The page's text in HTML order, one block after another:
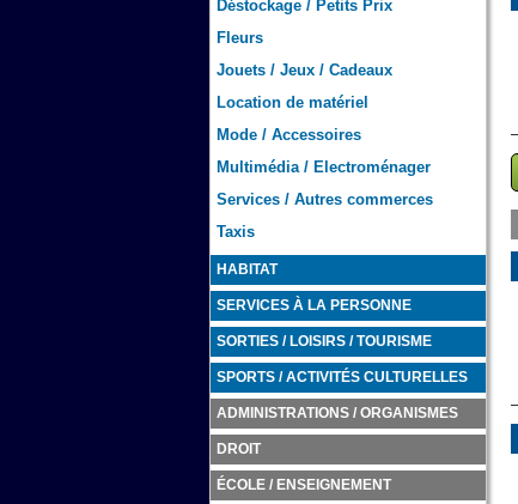
Déstockage / Petits Prix
Fleurs
Jouets / Jeux / Cadeaux
Location de matériel
Mode / Accessoires
Multimédia / Electroménager
Services / Autres commerces
Taxis
HABITAT
SERVICES À LA PERSONNE
SORTIES / LOISIRS / TOURISME
SPORTS / ACTIVITÉS CULTURELLES
ADMINISTRATIONS / ORGANISMES
DROIT
ÉCOLE / ENSEIGNEMENT